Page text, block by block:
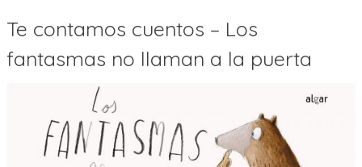
contamos
cuentos
fantasmas
no
llaman
Te contamos cuentos – Los
fantasmas no llaman a la puerta